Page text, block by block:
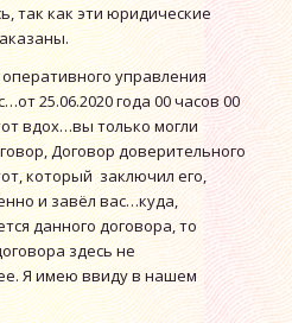
так как эти юридические
управления
25.06.2020 года 00 часов 00
вдох…вы только могли
Договор доверительного
который заключил его,
и завёл вас…куда,
данного договора, то
здесь не
Я имею ввиду в нашем